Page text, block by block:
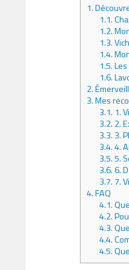
1.
1.1.
1.2.
1.3.
1.4.
1.5.
1.6.
2.
3.Mes
3.1. 1.
3.2. 2.
3.3. 3.
3.4.4.
3.5.5.
3.6.6.
3.7. 7.
4.FAQ
4.1.
4.2.
4.3.
4.4.
4.5.